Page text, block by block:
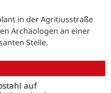
in der Agritiusstraße
Archäologen an einer
Stelle.
auf